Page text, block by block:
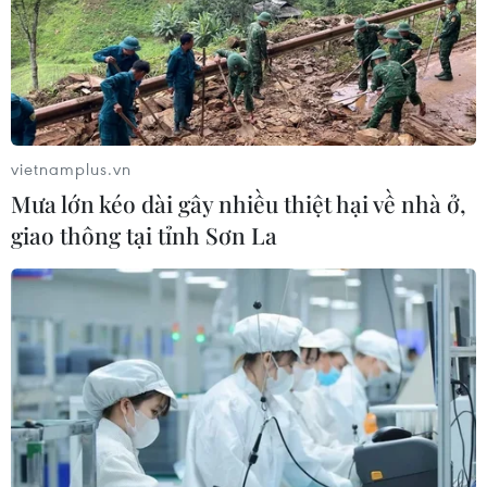
Sri Lanka ban bố lệnh giới nghiêm toàn
quốc đêm thứ 2 liên tiếp
14/05/2019 14:26
vietnamplus.vn
Mưa lớn kéo dài gây nhiều thiệt hại về nhà ở,
giao thông tại tỉnh Sơn La